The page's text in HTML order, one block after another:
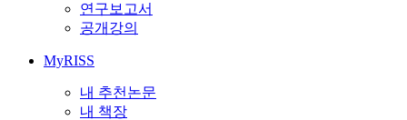
연구보고서
공개강의
MyRISS
내 추천논문
내 책장